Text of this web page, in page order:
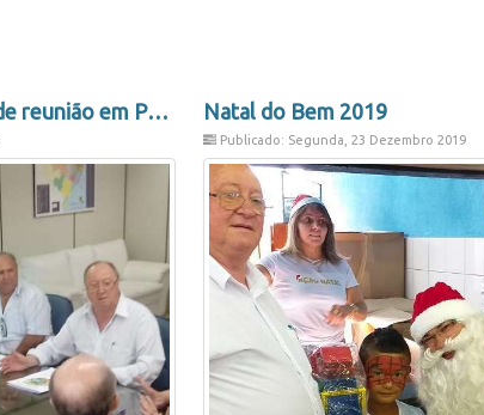
Prefeito Grasselli participa de reunião em Porto Alegre Natal do Bem 2019
Publicado: Segunda, 23 Dezembro 2019